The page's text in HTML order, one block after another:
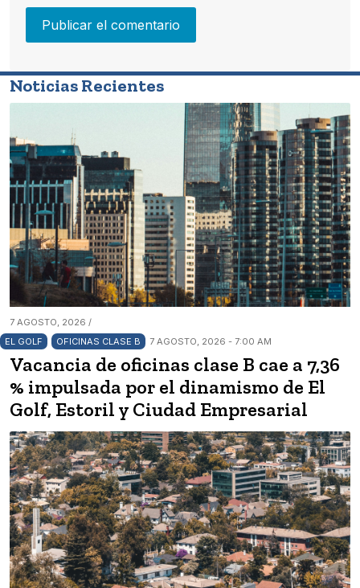
Noticias Recientes
7 AGOSTO, 2026 /
EL GOLF
OFICINAS CLASE B 7 AGOSTO, 2026 - 7:00 AM
Vacancia de oficinas clase B cae a 7,36
% impulsada por el dinamismo de El
Golf, Estoril y Ciudad Empresarial